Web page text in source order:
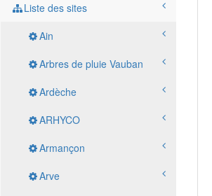
Liste des sites
Ain
Arbres de pluie Vauban
Ardèche
ARHYCO
Armançon
Arve